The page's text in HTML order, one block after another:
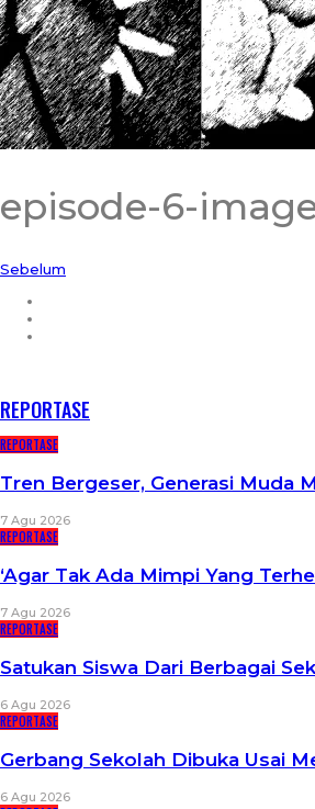
episode-6-
Sebelum
REPORTASE
REPORTASE
Tren Bergeser, Generasi Muda
7 Agu 2026
REPORTASE
‘Agar Tak Ada Mimpi Yang
7 Agu 2026
REPORTASE
Satukan Siswa Dari Berbagai
6 Agu 2026
REPORTASE
Gerbang Sekolah Dibuka Usai
6 Agu 2026